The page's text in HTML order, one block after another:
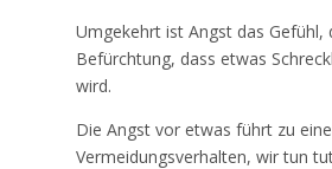
Umgekehrt ist Angst das Gefühl,
Befürchtung, dass etwas
wird.
Die Angst vor etwas führt zu
Vermeidungsverhalten, wir tun